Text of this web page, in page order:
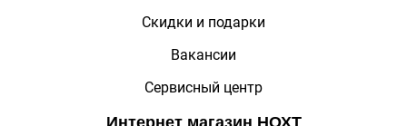
Скидки и подарки
Вакансии
Сервисный центр